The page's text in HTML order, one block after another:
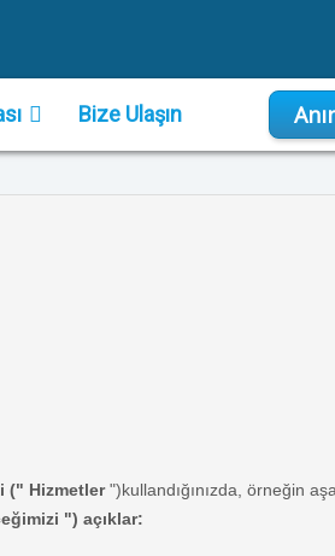
Bize Ulaşın
(" Hizmetler")kullandığınızda, örneğin
") açıklar: